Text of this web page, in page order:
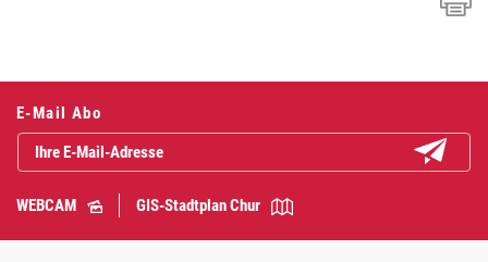
E-Mail Abo
WEBCAM GIS-Stadtplan Chur